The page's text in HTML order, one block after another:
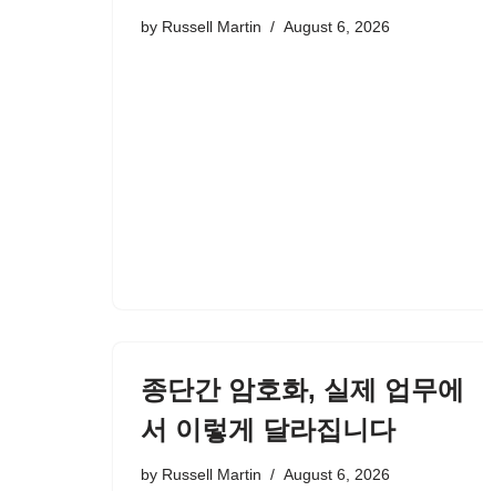
by Russell Martin August 6, 2026
종단간 암호화, 실제 업무에
서 이렇게 달라집니다
by Russell Martin August 6, 2026